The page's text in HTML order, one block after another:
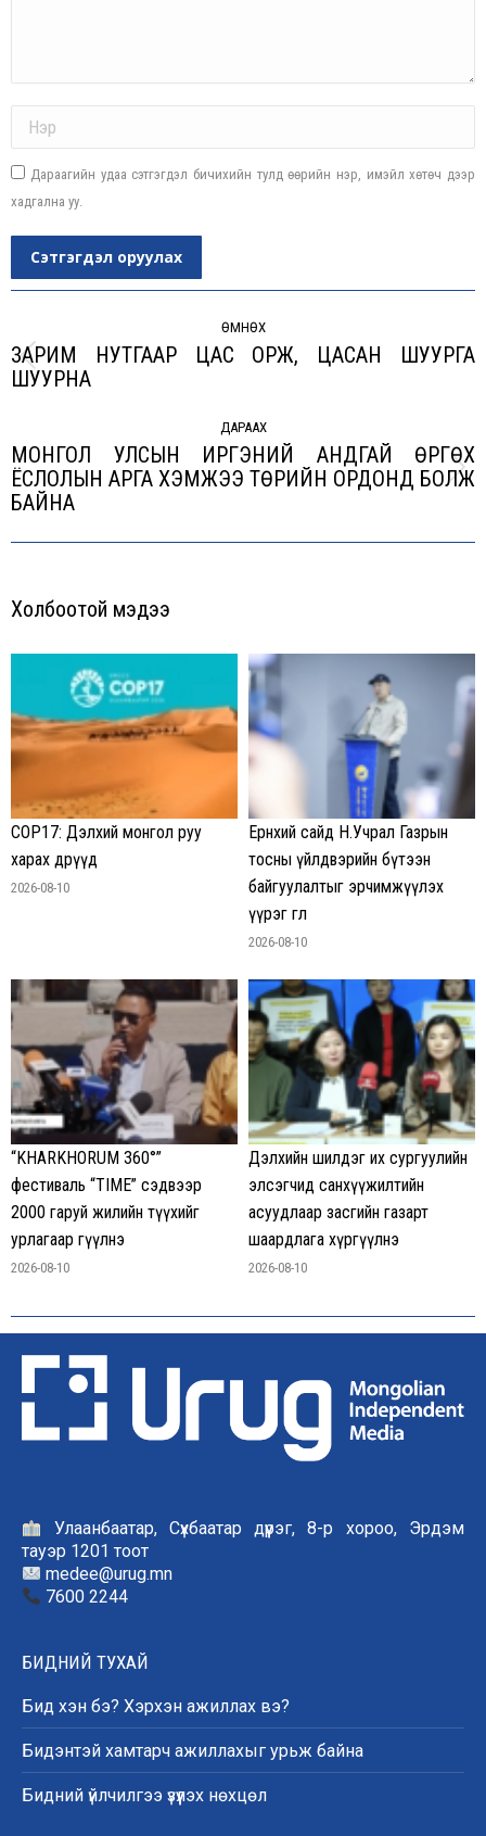
Дараагийн удаа сэтгэгдэл бичихийн тулд өөрийн нэр, имэйл хөтөч дээр
хадгална уу.
Сэтгэгдэл оруулах
ӨМНӨХ
Previous
ЗАРИМ НУТГААР ЦАС ОРЖ, ЦАСАН ШУУРГА
ШУУРНА
ДАРААХ
Next
МОНГОЛ УЛСЫН ИРГЭНИЙ АНДГАЙ ӨРГӨХ
ЁСЛОЛЫН АРГА ХЭМЖЭЭ ТӨРИЙН ОРДОНД БОЛЖ
БАЙНА
Холбоотой мэдээ
COP17: Дэлхий монгол руу
харах өдрүүд
2026-08-10
Ерөнхий сайд Н.Учрал Газрын
тосны үйлдвэрийн бүтээн
байгуулалтыг эрчимжүүлэх
үүрэг өглөө
2026-08-10
“KHARKHORUM 360°”
фестиваль “TIME” сэдвээр
2000 гаруй жилийн түүхийг
урлагаар өгүүлнэ
2026-08-10
Дэлхийн шилдэг их сургуулийн
элсэгчид санхүүжилтийн
асуудлаар засгийн газарт
шаардлага хүргүүлнэ
2026-08-10
Улаанбаатар, Сүхбаатар дүүрэг, 8-р хороо, Эрдэм
тауэр 1201 тоот
medee@urug.mn
7600 2244
БИДНИЙ ТУХАЙ
Бид хэн бэ? Хэрхэн ажиллах вэ?
Бидэнтэй хамтарч ажиллахыг урьж байна
Бидний үйлчилгээ үзүүлэх нөхцөл